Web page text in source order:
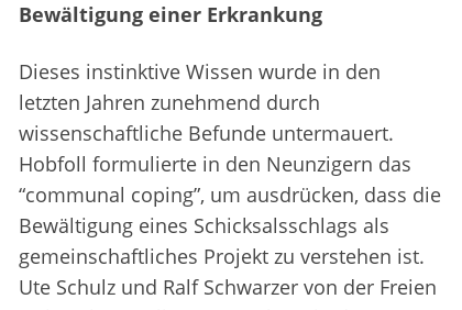
Bewältigung einer Erkrankung
Dieses instinktive Wissen wurde in den
letzten Jahren zunehmend durch
wissenschaftliche Befunde untermauert.
Hobfoll formulierte in den Neunzigern das
“communal coping”, um ausdrücken, dass die
Bewältigung eines Schicksalsschlags als
gemeinschaftliches Projekt zu verstehen ist.
Ute Schulz und Ralf Schwarzer von der Freien